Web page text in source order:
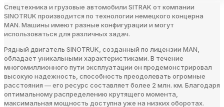
Спецтехника и грузовые автомобили SITRAK от компании
SINOTRUK производится по технологии немецкого концерна
MAN. Машины имеют разные конфигурации и могут
использоваться для различных задач.
Рядный двигатель SINOTRUK, созданный по лицензии MAN,
обладает уникальными характеристиками. В течение
многомиллионного пути эксплуатации он продемонстрировал
высокую надежность, способность преодолевать огромные
расстояния — его ресурс составляет более 2 млн. км. Благодаря
оптимальному распределению крутящего момента,
максимальная мощность доступна уже на низких оборотах.